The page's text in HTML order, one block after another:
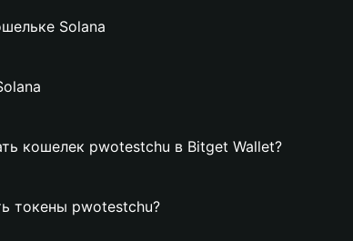
Solana
кошелек pwotestchu в Bitget Wallet?
токены pwotestchu?